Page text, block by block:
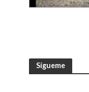
Sígueme